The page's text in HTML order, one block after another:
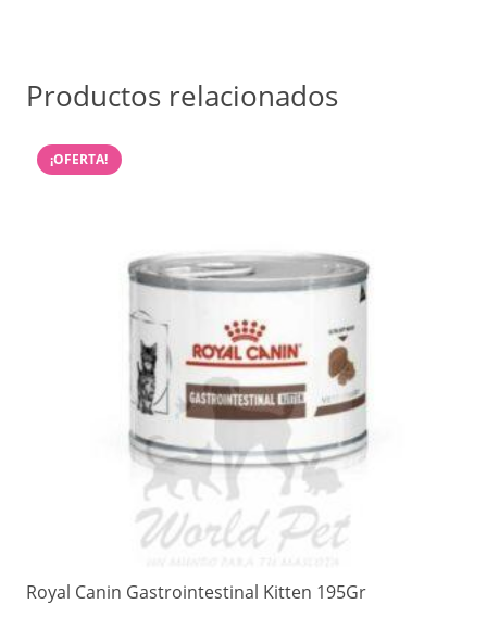
Productos relacionados
¡OFERTA!
Royal Canin Gastrointestinal Kitten 195Gr